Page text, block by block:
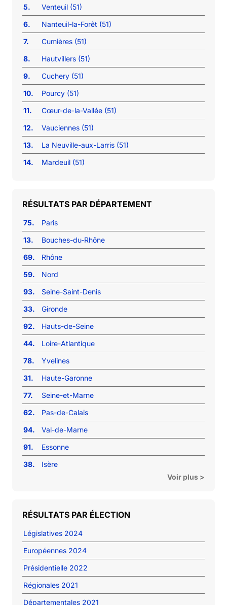
5.
Venteuil (51)
6.
Nanteuil-la-Forêt (51)
7.
Cumières (51)
8.
Hautvillers (51)
9.
Cuchery (51)
10.
Pourcy (51)
11.
Cœur-de-la-Vallée (51)
12.
Vauciennes (51)
13.
La Neuville-aux-Larris (51)
14.
Mardeuil (51)
RÉSULTATS PAR DÉPARTEMENT
75.
Paris
13.
Bouches-du-Rhône
69.
Rhône
59.
Nord
93.
Seine-Saint-Denis
33.
Gironde
92.
Hauts-de-Seine
44.
Loire-Atlantique
78.
Yvelines
31.
Haute-Garonne
77.
Seine-et-Marne
62.
Pas-de-Calais
94.
Val-de-Marne
91.
Essonne
38.
Isère
Voir plus >
RÉSULTATS PAR ÉLECTION
Législatives 2024
Européennes 2024
Présidentielle 2022
Régionales 2021
Départementales 2021